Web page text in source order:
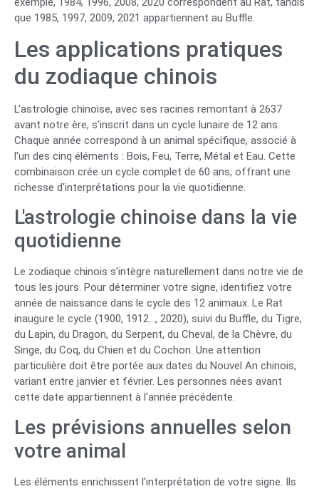
que 1985, 1997, 2009, 2021 appartiennent au Buffle.
Les applications pratiques
du zodiaque chinois
L'astrologie chinoise, avec ses racines remontant à 2637
avant notre ère, s'inscrit dans un cycle lunaire de 12 ans.
Chaque année correspond à un animal spécifique, associé à
l'un des cinq éléments : Bois, Feu, Terre, Métal et Eau. Cette
combinaison crée un cycle complet de 60 ans, offrant une
richesse d'interprétations pour la vie quotidienne.
L'astrologie chinoise dans la vie
quotidienne
Le zodiaque chinois s'intègre naturellement dans notre vie de
tous les jours. Pour déterminer votre signe, identifiez votre
année de naissance dans le cycle des 12 animaux. Le Rat
inaugure le cycle (1900, 1912…, 2020), suivi du Buffle, du Tigre,
du Lapin, du Dragon, du Serpent, du Cheval, de la Chèvre, du
Singe, du Coq, du Chien et du Cochon. Une attention
particulière doit être portée aux dates du Nouvel An chinois,
variant entre janvier et février. Les personnes nées avant
cette date appartiennent à l'année précédente.
Les prévisions annuelles selon
votre animal
Les éléments enrichissent l'interprétation de votre signe. Ils